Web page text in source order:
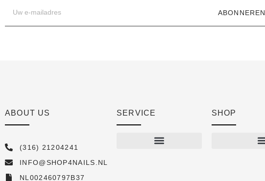
ABONNEREN
ABOUT US
(316) 21204241
INFO@SHOP4NAILS.NL
NL002460797B37
SERVICE SHOP